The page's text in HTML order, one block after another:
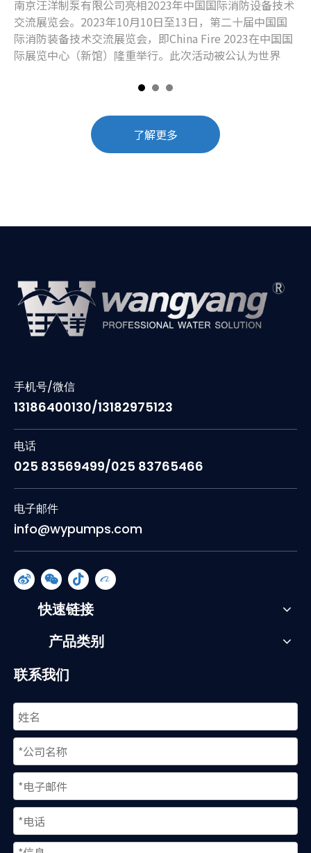
南京汪洋制泵有限公司亮相2023年中国国际消防设备技术
交流展览会。2023年10月10日至13日，第二十届中国国
际消防装备技术交流展览会，即China Fire 2023在中国国
际展览中心（新馆）隆重举行。此次活动被公认为世界
了解更多
手机号/微信
13186400130/13182975123
电话
025 83569499/025 83765466
电子邮件
info@wypumps.com
快速链接
产品类别
联系我们